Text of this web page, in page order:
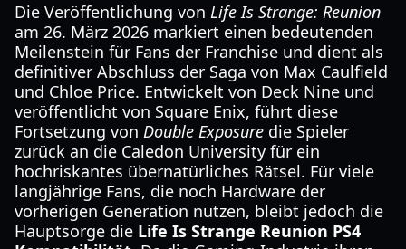
Die Veröffentlichung von Life Is Strange: Reunion
am 26. März 2026 markiert einen bedeutenden
Meilenstein für Fans der Franchise und dient als
definitiver Abschluss der Saga von Max Caulfield
und Chloe Price. Entwickelt von Deck Nine und
veröffentlicht von Square Enix, führt diese
Fortsetzung von Double Exposure die Spieler
zurück an die Caledon University für ein
hochriskantes übernatürliches Rätsel. Für viele
langjährige Fans, die noch Hardware der
vorherigen Generation nutzen, bleibt jedoch die
Hauptsorge die Life Is Strange Reunion PS4